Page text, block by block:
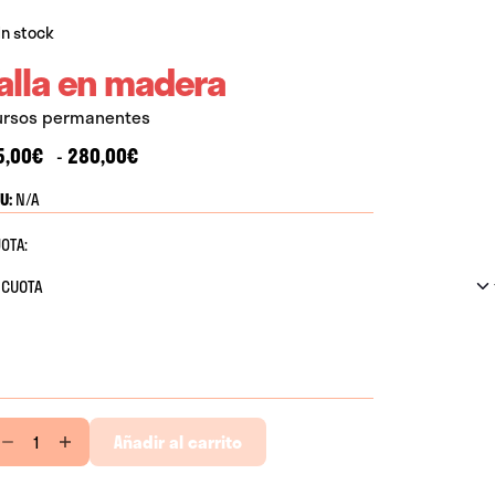
stock
en madera
permanentes
€ - 280,00€Rango
precios:
N/A
Añadir al carrito